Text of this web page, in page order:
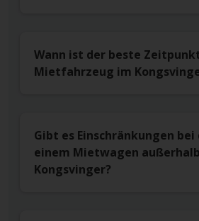
Wann ist der beste
Mietfahrzeug im
Gibt es Einschränkungen
einem Mietwagen
Kongsvinger?